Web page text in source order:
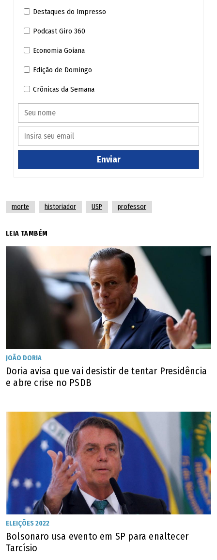
Destaques do Impresso
Podcast Giro 360
Economia Goiana
Edição de Domingo
Crônicas da Semana
Enviar
morte historiador USP professor
LEIA TAMBÉM
JOÃO DORIA
Doria avisa que vai desistir de tentar Presidência
e abre crise no PSDB
ELEIÇÕES 2022
Bolsonaro usa evento em SP para enaltecer
Tarcísio